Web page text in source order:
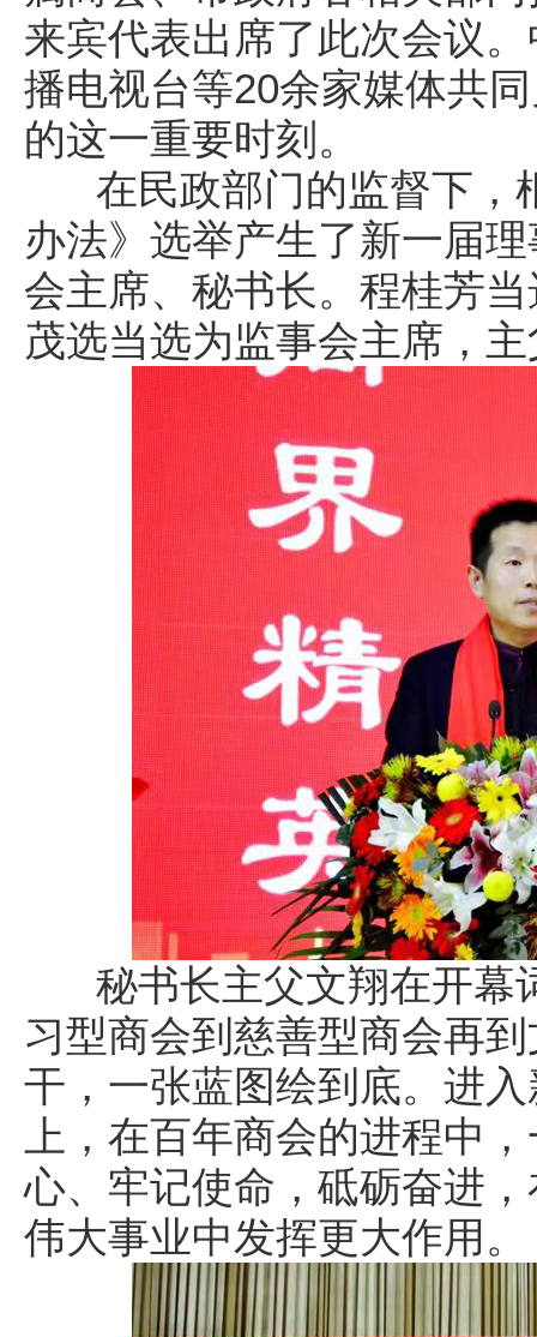
来宾代表出席了此次会议
播电视台等20余家媒体共
的这一重要时刻。
在民政部门的监督下，
办法》选举产生了新一届
会主席、秘书长。程桂芳
茂选当选为监事会主席，
秘书长主父文翔在开幕
习型商会到慈善型商会再
干，一张蓝图绘到底。进
上，在百年商会的进程中
心、牢记使命，砥砺奋进
伟大事业中发挥更大作用。